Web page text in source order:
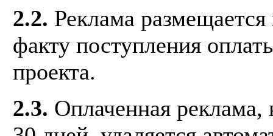
2.2. Реклама
факту поступления
проекта.
2.3. Оплаченная реклама,